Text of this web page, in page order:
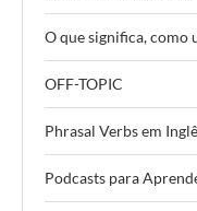
O que significa, como
OFF-TOPIC
Phrasal Verbs em
Podcasts para